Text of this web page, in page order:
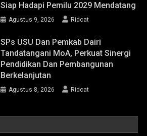
Siap Hadapi Pemilu 2029 Mendatang
Agustus 9, 2026 Ridcat
SPs USU Dan Pemkab Dairi
Tandatangani MoA, Perkuat Sinergi
Pendidikan Dan Pembangunan
Berkelanjutan
Agustus 8, 2026 Ridcat